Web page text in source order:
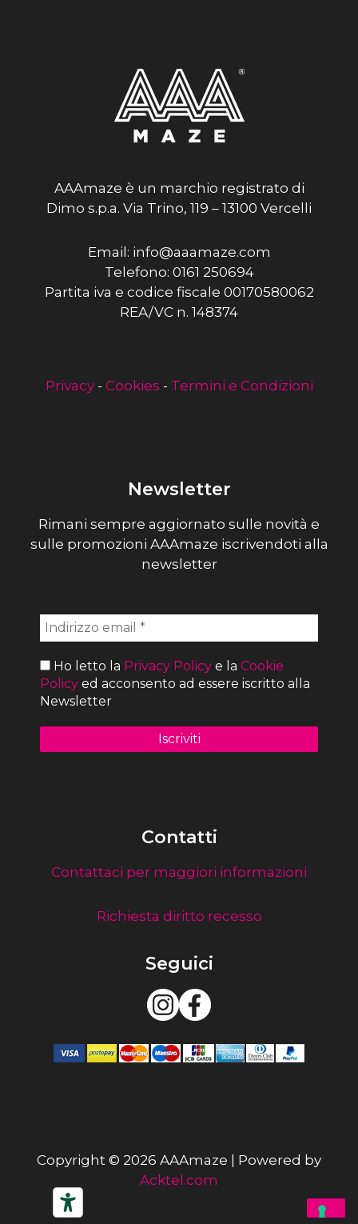
AAAmaze è un marchio registrato di
Dimo s.p.a. Via Trino, 119 – 13100 Vercelli
Email: info@aaamaze.com
Telefono: 0161 250694
Partita iva e codice fiscale 00170580062
REA/VC n. 148374
Privacy- Cookies - Termini e Condizioni
Newsletter
Rimani sempre aggiornato sulle novità e
sulle promozioni AAAmaze iscrivendoti alla
newsletter
Ho letto la Privacy Policy e la Cookie
Policy ed acconsento ad essere iscritto alla
Newsletter
Contatti
Contattaci per maggiori informazioni
Richiesta diritto recesso
Seguici
Copyright © 2026 AAAmaze | Powered by
Acktel.com